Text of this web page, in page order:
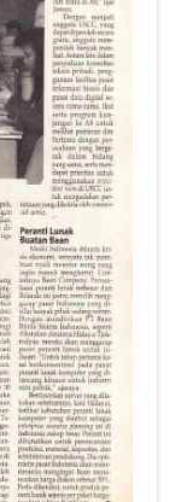
child
menu